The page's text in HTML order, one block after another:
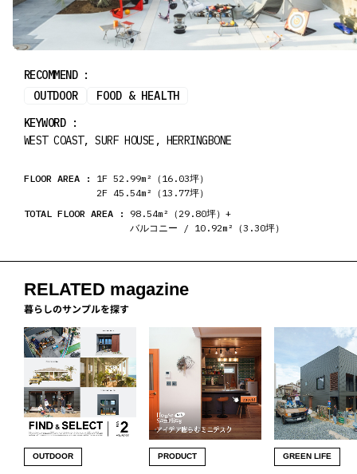
RECOMMEND :
OUTDOOR
FOOD & HEALTH
KEYWORD :
WEST COAST, SURF HOUSE, HERRINGBONE
FLOOR AREA : 1F 52.99m²（16.03坪）
2F 45.54m²（13.77坪）
TOTAL FLOOR AREA : 98.54m²（29.80坪）+
バルコニー / 10.92m²（3.30坪）
RELATED magazine
暮らしのサンプルを探す
OUTDOOR PRODUCT GREEN LIFE